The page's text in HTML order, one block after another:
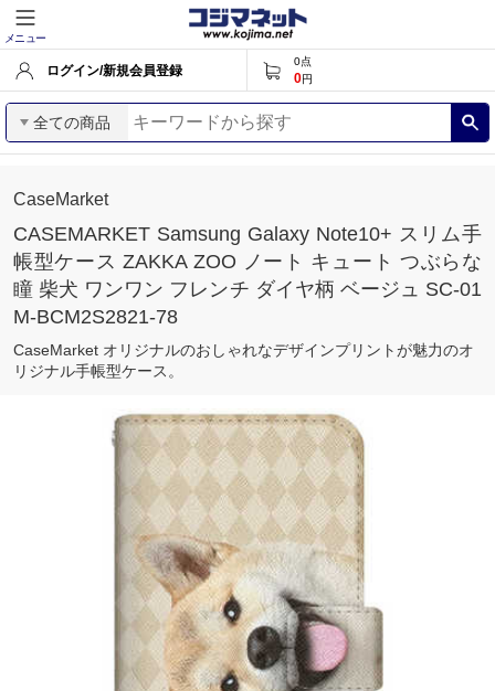
メニュー
ログイン/新規会員登録
0点
0円
全ての商品
CaseMarket
CASEMARKET Samsung Galaxy Note10+ スリム手
帳型ケース ZAKKA ZOO ノート キュート つぶらな
瞳 柴犬 ワンワン フレンチ ダイヤ柄 ベージュ SC-01
M-BCM2S2821-78
CaseMarket オリジナルのおしゃれなデザインプリントが魅力のオ
リジナル手帳型ケース。